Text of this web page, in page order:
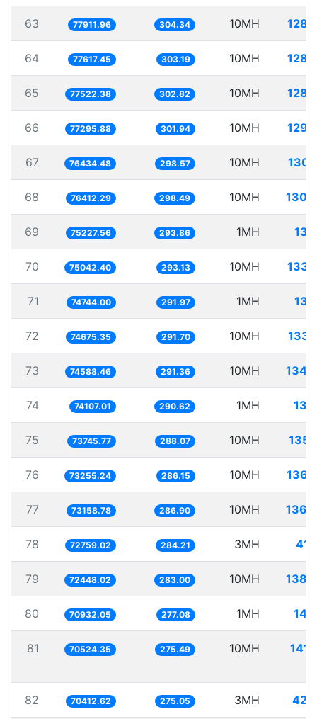
63 77911.96 304.34 10MH
64 77617.45 303.19 10MH
65 77522.38 302.82 10MH
66 77295.88 301.94 10MH
67 76434.48 298.57 10MH
68 76412.29 298.49 10MH
69 75227.56 293.86 1MH
70 75042.40 293.13 10MH
71 74744.00 291.97 1MH
72 74675.35 291.70 10MH
73 74588.46 291.36 10MH
74 74107.01 290.62 1MH
75 73745.77 288.07 10MH
76 73255.24 286.15 10MH
77 73158.78 286.90 10MH
78 72759.02 284.21 3MH
79 72448.02 283.00 10MH
80 70932.05 277.08 1MH
81 70524.35 275.49 10MH
82 70412.62 275.05 3MH